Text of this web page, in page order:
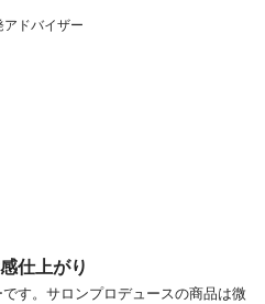
ドバイザー
仕上がり
す。サロンプロデュースの商品は微